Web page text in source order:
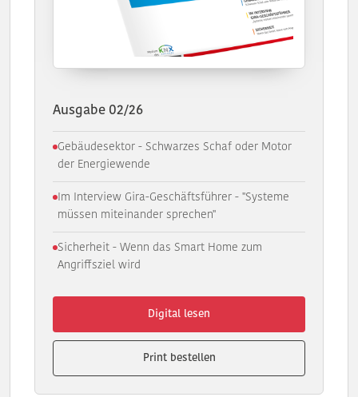
Ausgabe 02/26
Gebäudesektor - Schwarzes Schaf oder Motor
der Energiewende
Im Interview Gira-Geschäftsführer - "Systeme
müssen miteinander sprechen"
Sicherheit - Wenn das Smart Home zum
Angriffsziel wird
Digital lesen
Print bestellen